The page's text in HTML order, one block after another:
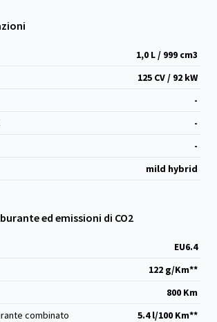
1,0 L / 999 cm3
125 CV / 92 kW
-
-
-
mild hybrid
ed emissioni di CO2
EU6.4
122 g/Km**
800 Km
combinato
5.4 l/100 Km**